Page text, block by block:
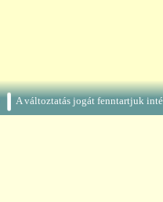
A változtatás jogát fenntartjuk